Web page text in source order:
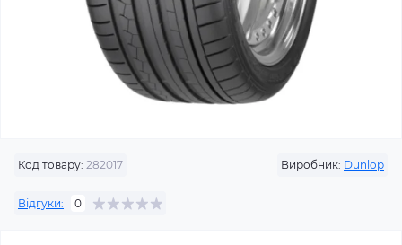
Код товару: 282017 Виробник: Dunlop
Відгуки: 0